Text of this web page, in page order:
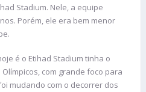
Stadium. Nele, a equipe
Porém, ele era bem menor
é o Etihad Stadium tinha o
com grande foco para
mudando com o decorrer dos